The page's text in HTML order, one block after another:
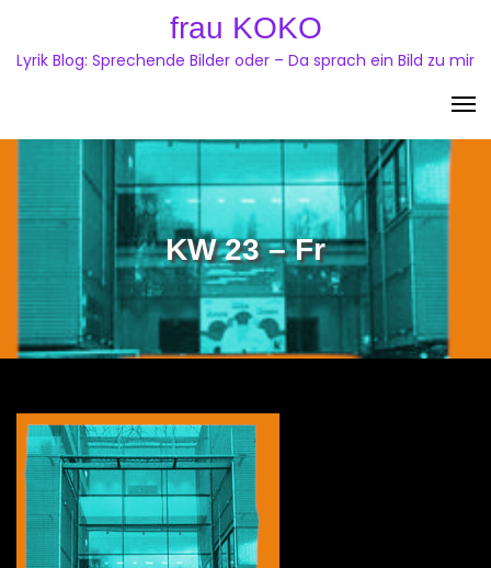
content
frau KOKO
Lyrik Blog: Sprechende Bilder oder – Da sprach ein Bild zu mir
KW 23 – Fr